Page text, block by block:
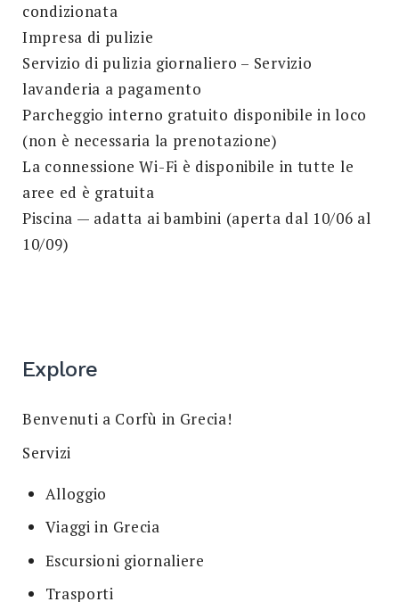
condizionata
Impresa di pulizie
Servizio di pulizia giornaliero – Servizio
lavanderia a pagamento
Parcheggio interno gratuito disponibile in loco
(non è necessaria la prenotazione)
La connessione Wi-Fi è disponibile in tutte le
aree ed è gratuita
Piscina — adatta ai bambini (aperta dal 10/06 al
10/09)
Explore
Benvenuti a Corfù in Grecia!
Servizi
Alloggio
Viaggi in Grecia
Escursioni giornaliere
Trasporti